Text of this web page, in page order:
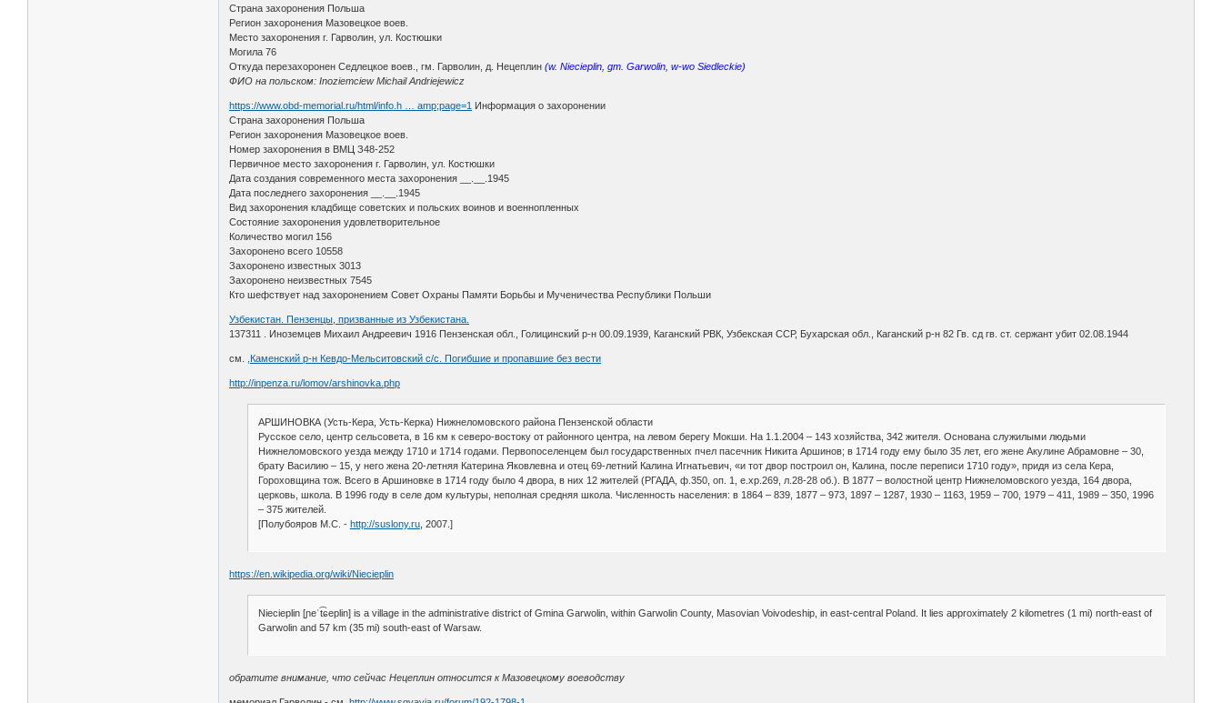
Страна захоронения Польша
Регион захоронения Мазовецкое воев.
Место захоронения г. Гарволин, ул. Костюшки
Могила 76
Откуда перезахоронен Седлецкое воев., гм. Гарволин, д. Нецеплин(w. Niecieplin, gm. Garwolin, w-wo Siedleckie)
ФИО на польском: Inoziemciew Michail Andriejewicz
https://www.obd-memorial.ru/html/info.h … amp;page=1 Информация о захоронении
Страна захоронения Польша
Регион захоронения Мазовецкое воев.
Номер захоронения в ВМЦ З48-252
Первичное место захоронения г. Гарволин, ул. Костюшки
Дата создания современного места захоронения __.__.1945
Дата последнего захоронения __.__.1945
Вид захоронения кладбище советских и польских воинов и военнопленных
Состояние захоронения удовлетворительное
Количество могил 156
Захоронено всего 10558
Захоронено известных 3013
Захоронено неизвестных 7545
Кто шефствует над захоронением Совет Охраны Памяти Борьбы и Мученичества Республики Польши
Узбекистан. Пензенцы, призванные из Узбекистана.
137311 . Иноземцев Михаил Андреевич 1916 Пензенская обл., Голицинский р-н 00.09.1939, Каганский РВК, Узбекская ССР, Бухарская обл., Каганский р-н 82 Гв. сд гв. ст. сержант убит 02.08.1944
см. ,Каменский р-н Кевдо-Мельситовский с/с. Погибшие и пропавшие без вести
http://inpenza.ru/lomov/arshinovka.php
АРШИНОВКА (Усть-Кера, Усть-Керка) Нижнеломовского района Пензенской области
Русское село, центр сельсовета, в 16 км к северо-востоку от районного центра, на левом берегу Мокши. На 1.1.2004 – 143 хозяйства, 342 жителя. Основана служилыми людьми
Нижнеломовского уезда между 1710 и 1714 годами. Первопоселенцем был государственных пчел пасечник Никита Аршинов; в 1714 году ему было 35 лет, его жене Акулине Абрамовне – 30,
брату Василию – 15, у него жена 20-летняя Катерина Яковлевна и отец 69-летний Калина Игнатьевич, «и тот двор построил он, Калина, после переписи 1710 году», придя из села Кера,
Гороховщина тож. Всего в Аршиновке в 1714 году было 4 двора, в них 12 жителей (РГАДА, ф.350, оп. 1, е.хр.269, л.28-28 об.). В 1877 – волостной центр Нижнеломовского уезда, 164 двора,
церковь, школа. В 1996 году в селе дом культуры, неполная средняя школа. Численность населения: в 1864 – 839, 1877 – 973, 1897 – 1287, 1930 – 1163, 1959 – 700, 1979 – 411, 1989 – 350, 1996
– 375 жителей.
[Полубояров М.С. - http://suslony.ru, 2007.]
https://en.wikipedia.org/wiki/Niecieplin
Niecieplin [ɲeˈt͡ɕeplin] is a village in the administrative district of Gmina Garwolin, within Garwolin County, Masovian Voivodeship, in east-central Poland. It lies approximately 2 kilometres (1 mi) north-east of
Garwolin and 57 km (35 mi) south-east of Warsaw.
обратите внимание, что сейчас Нецеплин относится к Мазовецкому воеводству